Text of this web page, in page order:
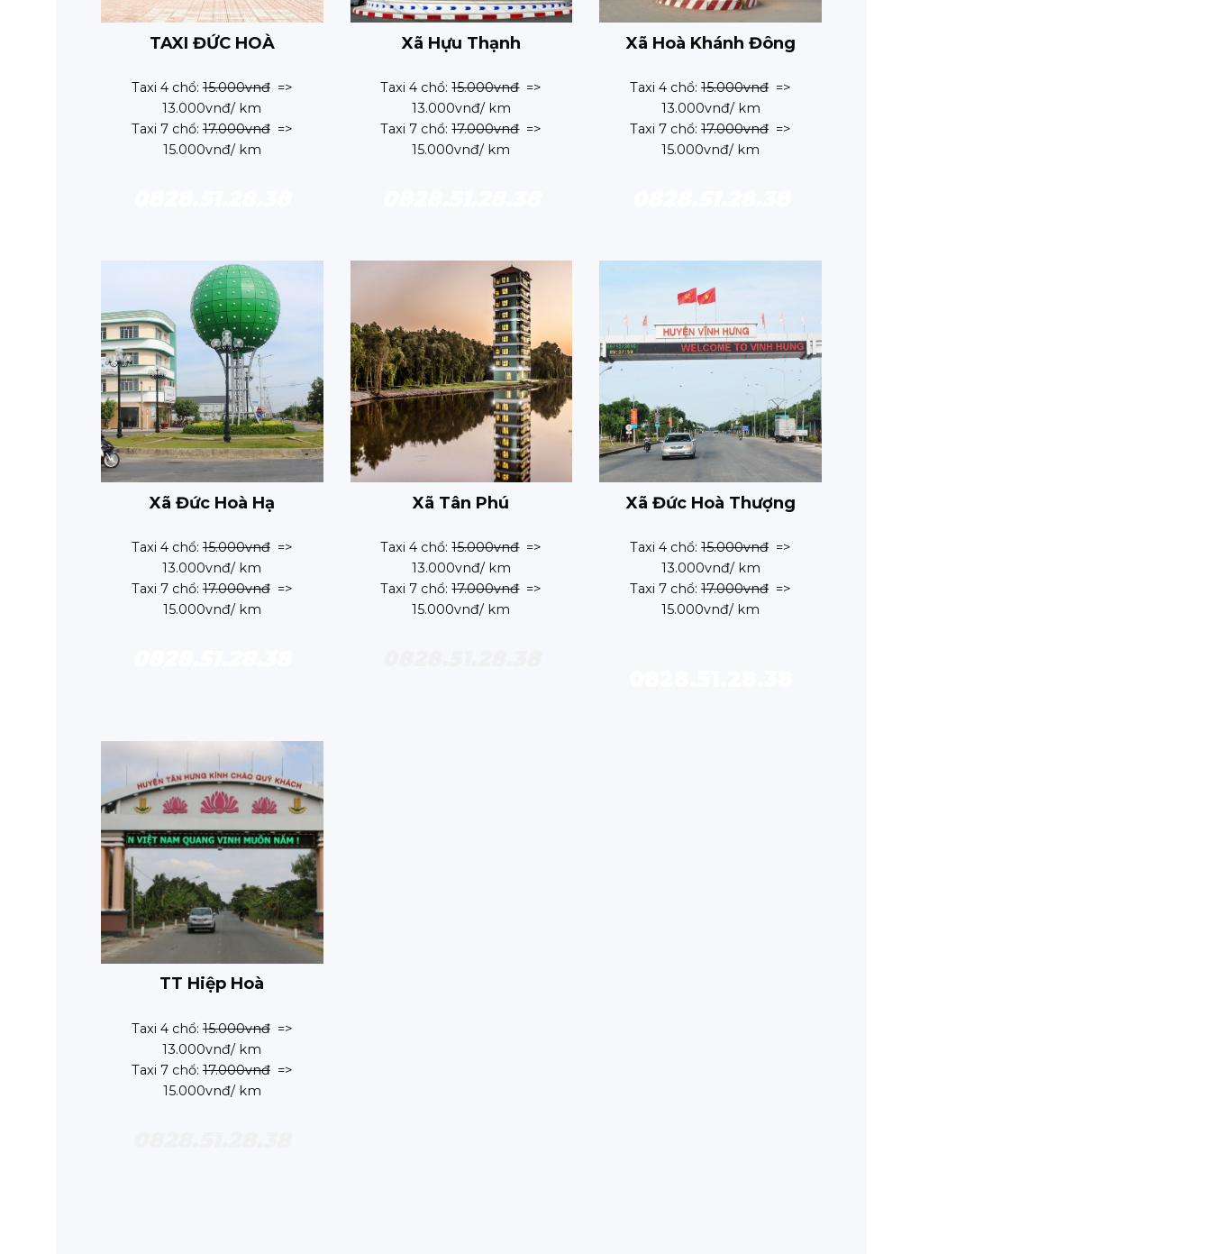
TAXI ĐỨC HOÀ
Taxi 4 chổ:15.000vnđ=>
13.000vnđ/ km
Taxi 7 chổ:17.000vnđ=>
15.000vnđ/ km
Xã Hựu Thạnh
Taxi 4 chổ:15.000vnđ=>
13.000vnđ/ km
Taxi 7 chổ:17.000vnđ=>
15.000vnđ/ km
Xã Hoà Khánh Đông
Taxi 4 chổ:15.000vnđ=>
13.000vnđ/ km
Taxi 7 chổ:17.000vnđ=>
15.000vnđ/ km
Xã Đức Hoà Hạ
Taxi 4 chổ:15.000vnđ=>
13.000vnđ/ km
Taxi 7 chổ:17.000vnđ=>
15.000vnđ/ km
Xã Tân Phú
Taxi 4 chổ:15.000vnđ=>
13.000vnđ/ km
Taxi 7 chổ:17.000vnđ=>
15.000vnđ/ km
Xã Đức Hoà Thượng
Taxi 4 chổ:15.000vnđ=>
13.000vnđ/ km
Taxi 7 chổ:17.000vnđ=>
15.000vnđ/ km
TT Hiệp Hoà
Taxi 4 chổ:15.000vnđ=>
13.000vnđ/ km
Taxi 7 chổ:17.000vnđ=>
15.000vnđ/ km